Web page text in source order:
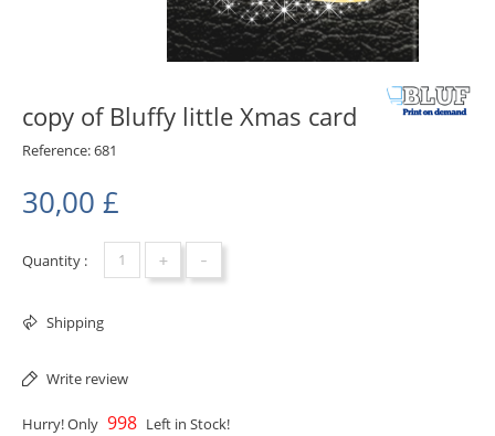
copy of Bluffy little Xmas card
Reference:681
30,00 £
Quantity : + -
Shipping
Write review
Hurry! Only 998 Left in Stock!